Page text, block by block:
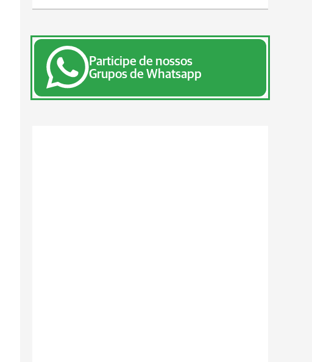
Participe de nossos
Grupos de Whatsapp